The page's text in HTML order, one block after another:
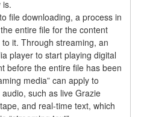
is.
file downloading, a process in
entire file for the content
it. Through streaming, an
player to start playing digital
before the entire file has been
media” can apply to
such as live Grazie
and real-time text, which